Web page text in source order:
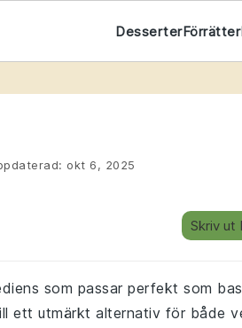
DesserterFörrätter
okt 6, 2025
Skriv ut
som passar perfekt som
ett utmärkt alternativ för både